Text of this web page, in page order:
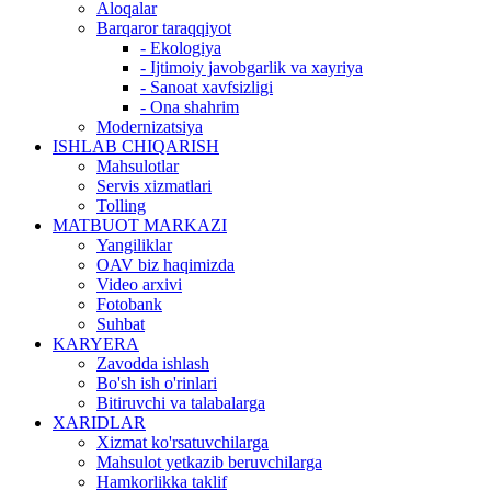
Aloqalar
Barqaror taraqqiyot
- Ekologiya
- Ijtimoiy javobgarlik va xayriya
- Sanoat xavfsizligi
- Ona shahrim
Modernizatsiya
ISHLAB CHIQARISH
Mahsulotlar
Servis xizmatlari
Tolling
MATBUOT MARKAZI
Yangiliklar
OAV biz haqimizda
Video arxivi
Fotobank
Suhbat
KARYERA
Zavodda ishlash
Bo'sh ish o'rinlari
Bitiruvchi va talabalarga
XARIDLAR
Xizmat ko'rsatuvchilarga
Mahsulot yetkazib beruvchilarga
Hamkorlikka taklif